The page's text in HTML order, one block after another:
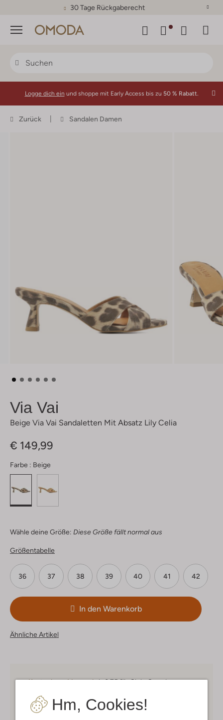
30 Tage Rückgaberecht
Menü
Hm, Cookies!
Logge dich ein und shoppe mit Early Access bis zu 50 % Rabatt.
Zurück Sandalen Damen
Via Vai
Beige Via Vai Sandaletten Mit Absatz Lily Celia
€ 149,99
Farbe : Beige
Wähle deine Größe: Diese Größe fällt normal aus
Größentabelle
36 37 38 39 40 41 42
In den Warenkorb
Ähnliche Artikel
Kostenloser Versandab € 75 für Club-Omoda
Kauf auf Rechnung 30 TagenRückgaberecht